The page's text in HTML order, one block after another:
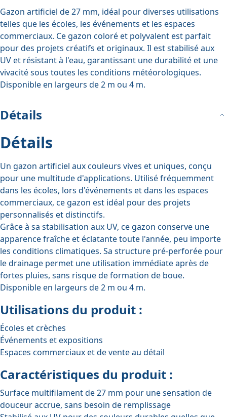
Gazon artificiel de 27 mm, idéal pour diverses utilisations
telles que les écoles, les événements et les espaces
commerciaux. Ce gazon coloré et polyvalent est parfait
pour des projets créatifs et originaux. Il est stabilisé aux
UV et résistant à l'eau, garantissant une durabilité et une
vivacité sous toutes les conditions météorologiques.
Disponible en largeurs de 2 m ou 4 m.
Détails
Détails
Un gazon artificiel aux couleurs vives et uniques, conçu
pour une multitude d'applications. Utilisé fréquemment
dans les écoles, lors d'événements et dans les espaces
commerciaux, ce gazon est idéal pour des projets
personnalisés et distinctifs.
Grâce à sa stabilisation aux UV, ce gazon conserve une
apparence fraîche et éclatante toute l'année, peu importe
les conditions climatiques. Sa structure pré-perforée pour
le drainage permet une utilisation immédiate après de
fortes pluies, sans risque de formation de boue.
Disponible en largeurs de 2 m ou 4 m.
Utilisations du produit :
Écoles et crèches
Événements et expositions
Espaces commerciaux et de vente au détail
Caractéristiques du produit :
Surface multifilament de 27 mm pour une sensation de
douceur accrue, sans besoin de remplissage